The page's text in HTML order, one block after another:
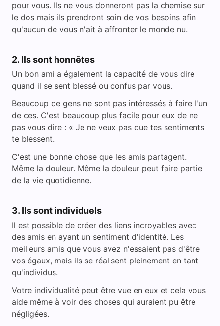
pour vous. Ils ne vous donneront pas la chemise sur
le dos mais ils prendront soin de vos besoins afin
qu'aucun de vous n'ait à affronter le monde nu.
2. Ils sont honnêtes
Un bon ami a également la capacité de vous dire
quand il se sent blessé ou confus par vous.
Beaucoup de gens ne sont pas intéressés à faire l'un
de ces. C'est beaucoup plus facile pour eux de ne
pas vous dire : « Je ne veux pas que tes sentiments
te blessent.
C'est une bonne chose que les amis partagent.
Même la douleur. Même la douleur peut faire partie
de la vie quotidienne.
3. Ils sont individuels
Il est possible de créer des liens incroyables avec
des amis en ayant un sentiment d'identité. Les
meilleurs amis que vous avez n'essaient pas d'être
vos égaux, mais ils se réalisent pleinement en tant
qu'individus.
Votre individualité peut être vue en eux et cela vous
aide même à voir des choses qui auraient pu être
négligées.